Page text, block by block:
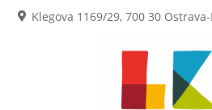
Klegova 1169/29, 700 30